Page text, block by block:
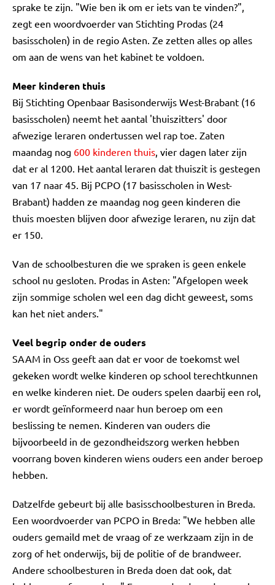
sprake te zijn. "Wie ben ik om er iets van te vinden?",
zegt een woordvoerder van Stichting Prodas (24
basisscholen) in de regio Asten. Ze zetten alles op alles
om aan de wens van het kabinet te voldoen.
Meer kinderen thuis
Bij Stichting Openbaar Basisonderwijs West-Brabant (16
basisscholen) neemt het aantal 'thuiszitters' door
afwezige leraren ondertussen wel rap toe. Zaten
maandag nog 600 kinderen thuis, vier dagen later zijn
dat er al 1200. Het aantal leraren dat thuiszit is gestegen
van 17 naar 45. Bij PCPO (17 basisscholen in West-
Brabant) hadden ze maandag nog geen kinderen die
thuis moesten blijven door afwezige leraren, nu zijn dat
er 150.
Van de schoolbesturen die we spraken is geen enkele
school nu gesloten. Prodas in Asten: "Afgelopen week
zijn sommige scholen wel een dag dicht geweest, soms
kan het niet anders."
Veel begrip onder de ouders
SAAM in Oss geeft aan dat er voor de toekomst wel
gekeken wordt welke kinderen op school terechtkunnen
en welke kinderen niet. De ouders spelen daarbij een rol,
er wordt geïnformeerd naar hun beroep om een
beslissing te nemen. Kinderen van ouders die
bijvoorbeeld in de gezondheidszorg werken hebben
voorrang boven kinderen wiens ouders een ander beroep
hebben.
Datzelfde gebeurt bij alle basisschoolbesturen in Breda.
Een woordvoerder van PCPO in Breda: "We hebben alle
ouders gemaild met de vraag of ze werkzaam zijn in de
zorg of het onderwijs, bij de politie of de brandweer.
Andere schoolbesturen in Breda doen dat ook, dat